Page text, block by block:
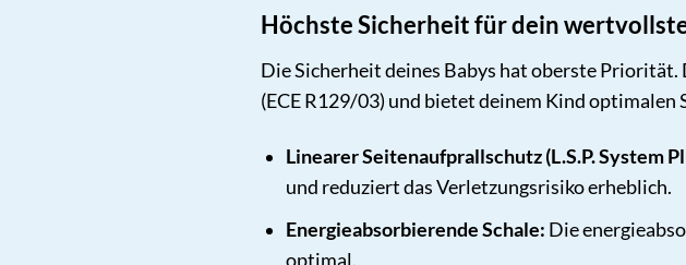
Höchste Sicherheit für dein
Die Sicherheit deines Babys hat oberste
(ECE R129/03) und bietet deinem Kind optimalen
Linearer Seitenaufprallschutz (L.S.P. System
und reduziert das Verletzungsrisiko erheblich.
Energieabsorbierende Schale: Die
optimal.